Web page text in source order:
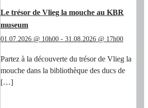
LOO
TÉMÉRAIRES
KBR
MUSEUM"
Le trésor de Vlieg la mouche au KBR
museum
01.07.2026 @ 10h00 - 31.08.2026 @ 17h00
Partez à la découverte du trésor de Vlieg la
mouche dans la bibliothèque des ducs de
[…]